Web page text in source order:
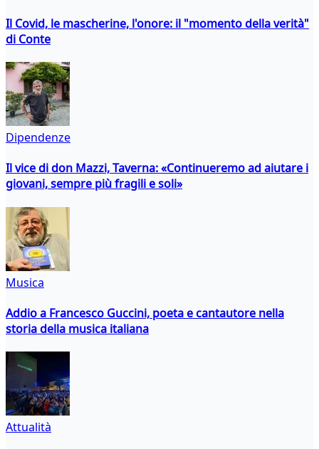
Il Covid, le mascherine, l'onore: il "momento della verità"
di Conte
Dipendenze
Il vice di don Mazzi, Taverna: «Continueremo ad aiutare i
giovani, sempre più fragili e soli»
Musica
Addio a Francesco Guccini, poeta e cantautore nella
storia della musica italiana
Attualità